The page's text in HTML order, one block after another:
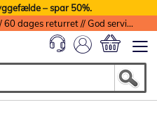
– spar 50%.
Billig fragt // Levering 1-2 dage // 60 dages returret // God service med garanti